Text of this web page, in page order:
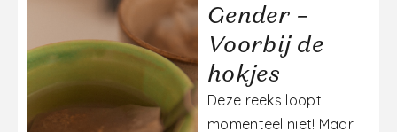
Gender –
Voorbij de
hokjes
Deze reeks loopt
momenteel niet! Maar